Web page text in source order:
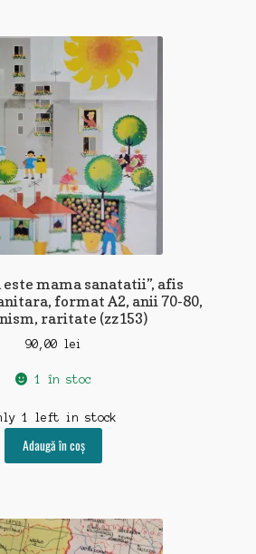
mama sanatatii”, afis
format A2, anii 70-80,
raritate (zz153)
90,00 lei
1 în stoc
1 left in stock
Adaugă în coș